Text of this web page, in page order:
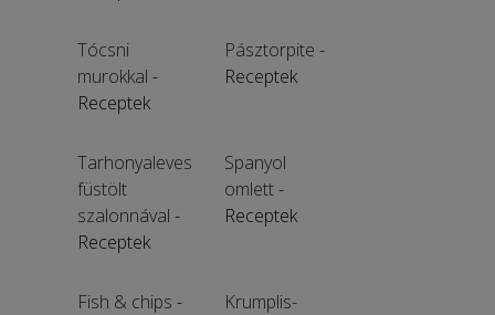
Tócsni
murokkal -
Receptek
Pásztorpite -
Receptek
Tarhonyaleves
füstölt
szalonnával -
Receptek
Spanyol
omlett-
Receptek
Fish & chips -
Krumplis-